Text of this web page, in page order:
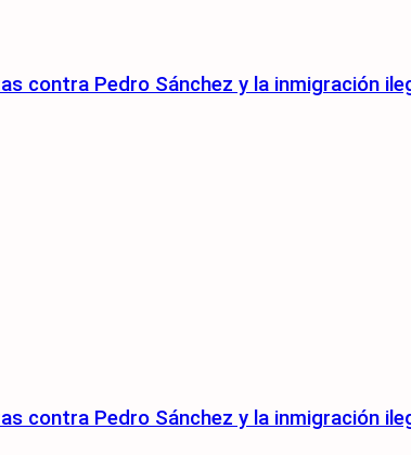
contra Pedro Sánchez y la inmigración
contra Pedro Sánchez y la inmigración